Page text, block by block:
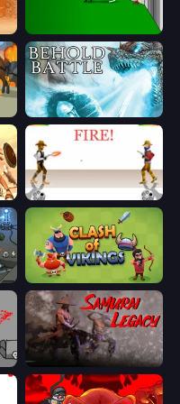
Behold Battle
Gunblood
Clash of Vikings
Samurai Legacy